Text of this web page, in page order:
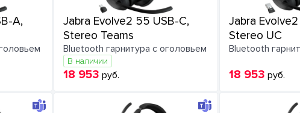
A,
Jabra Evolve2 55 USB-C,
Stereo Teams
Bluetooth гарнитура с оголовьем
В наличии
18 953 руб.
Jabra
Stereo UC
Bluetooth
18 953 руб.